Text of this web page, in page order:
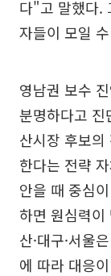
다"고 말했다.
자들이 모일
영남권 보수
분명하다고 진
산시장 후보
한다는 전략
안을 때 중심
하면 원심력
산·대구·서울
에 따라 대응